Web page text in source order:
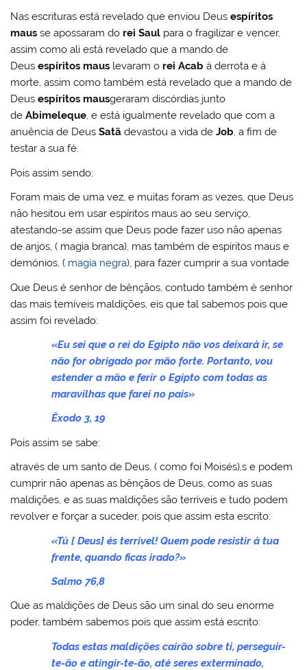
Nas escrituras está revelado que enviou Deusespíritos
maus se apossaram do rei Saul para o fragilizar e vencer,
assim como ali está revelado que a mando de
Deusespíritos maus levaram o rei Acab á derrota e á
morte, assim como também está revelado que a mando de
Deusespíritos mausgeraram discórdias junto
deAbimeleque, e está igualmente revelado que com a
anuência de DeusSatã devastou a vida deJob, a fim de
testar a sua fé.
Pois assim sendo:
Foram mais de uma vez, e muitas foram as vezes, que Deus
não hesitou em usar espíritos maus ao seu serviço,
atestando-se assim que Deus pode fazer uso não apenas
de anjos, ( magia branca), mas também de espíritos maus e
demónios, ( magia negra), para fazer cumprir a sua vontade
Que Deus é senhor de bênçãos, contudo também é senhor
das mais temíveis maldições, eis que tal sabemos pois que
assim foi revelado:
«Eu sei que o rei do Egipto não vos deixará ir, se
não for obrigado por mão forte. Portanto, vou
estender a mão e ferir o Egipto com todas as
maravilhas que farei no país»
Êxodo 3, 19
Pois assim se sabe:
através de um santo de Deus, ( como foi Moisés),s e podem
cumprir não apenas as bênçãos de Deus, como as suas
maldições, e as suas maldições são terríveis e tudo podem
revolver e forçar a suceder, pois que assim esta escrito:
«Tú [ Deus] és terrivel! Quem pode resistir á tua
frente, quando ficas irado?»
Salmo 76,8
Que as maldições de Deus são um sinal do seu enorme
poder, também sabemos pois que assim está escrito:
Todas estas maldições cairão sobre ti, perseguir-
te-ão e atingir-te-ão, até seres exterminado,